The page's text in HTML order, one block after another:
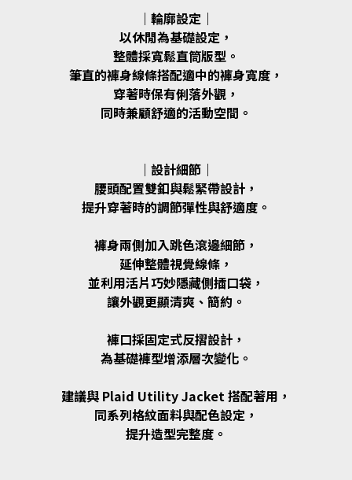
｜輪廓設定｜
以休閒為基礎設定，
整體採寬鬆直筒版型。
筆直的褲身線條搭配適中的褲身寬度，
穿著時保有俐落外觀，
同時兼顧舒適的活動空間。
｜設計細節｜
腰頭配置雙釦與鬆緊帶設計，
提升穿著時的調節彈性與舒適度。
褲身兩側加入跳色滾邊細節，
延伸整體視覺線條，
並利用活片巧妙隱藏側插口袋，
讓外觀更顯清爽、簡約。
褲口採固定式反摺設計，
為基礎褲型增添層次變化。
建議與 Plaid Utility Jacket 搭配著用，
同系列格紋面料與配色設定，
提升造型完整度。